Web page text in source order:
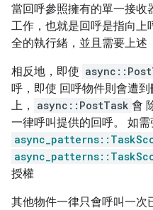
當回呼參照擁有的單一接
工作，也就是回呼是指向上
全的執行緒，並且需要上述
相反地，即使
呼，即使 回呼物件則會遭
上，
async::PostTask 會
一律呼叫提供的回呼。 如
授權
其他物件一律只會呼叫一次